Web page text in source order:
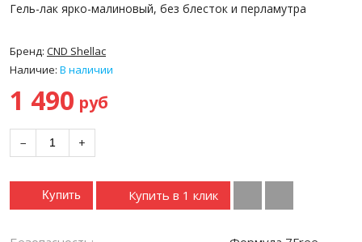
Гель-лак ярко-малиновый, без блесток и перламутра
Бренд: CND Shellac
Наличие: В наличии
1 490 руб
− +
Купить Купить в 1 клик